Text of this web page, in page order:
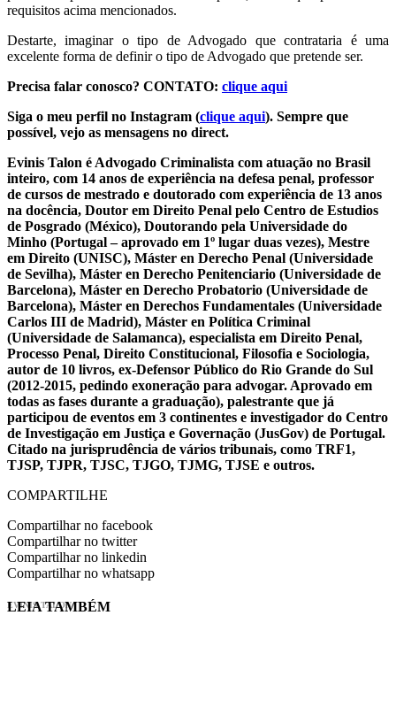
requisitos acima mencionados.
Destarte, imaginar o tipo de Advogado que contrataria é uma
excelente forma de definir o tipo de Advogado que pretende ser.
Precisa falar conosco? CONTATO: clique aqui
Siga o meu perfil no Instagram (clique aqui). Sempre que
possível, vejo as mensagens no direct.
Evinis Talon é Advogado Criminalista com atuação no Brasil
inteiro, com 14 anos de experiência na defesa penal, professor
de cursos de mestrado e doutorado com experiência de 13 anos
na docência, Doutor em Direito Penal pelo Centro de Estudios
de Posgrado (México), Doutorando pela Universidade do
Minho (Portugal – aprovado em 1º lugar duas vezes), Mestre
em Direito (UNISC), Máster en Derecho Penal (Universidade
de Sevilha), Máster en Derecho Penitenciario (Universidade de
Barcelona), Máster en Derecho Probatorio (Universidade de
Barcelona), Máster en Derechos Fundamentales (Universidade
Carlos III de Madrid), Máster en Política Criminal
(Universidade de Salamanca), especialista em Direito Penal,
Processo Penal, Direito Constitucional, Filosofia e Sociologia,
autor de 10 livros, ex-Defensor Público do Rio Grande do Sul
(2012-2015, pedindo exoneração para advogar. Aprovado em
todas as fases durante a graduação), palestrante que já
participou de eventos em 3 continentes e investigador do Centro
de Investigação em Justiça e Governação (JusGov) de Portugal.
Citado na jurisprudência de vários tribunais, como TRF1,
TJSP, TJPR, TJSC, TJGO, TJMG, TJSE e outros.
COMPARTILHE
Compartilhar no facebook
Compartilhar no twitter
Compartilhar no linkedin
Compartilhar no whatsapp
EVINIS TALON
LEIA TAMBÉM